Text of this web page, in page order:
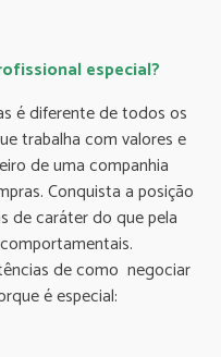
especial?
é diferente de todos os
trabalha com valores e
de uma companhia
Conquista a posição
de caráter do que pela
de como negociar
é especial: